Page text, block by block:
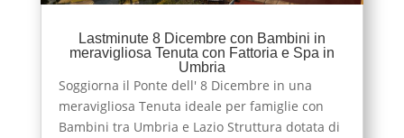
Lastminute 8 Dicembre con Bambini in
meravigliosa Tenuta con Fattoria e Spa in
Umbria
Soggiorna il Ponte dell' 8 Dicembre in una
meravigliosa Tenuta ideale per famiglie con
Bambini tra Umbria e Lazio Struttura dotata di